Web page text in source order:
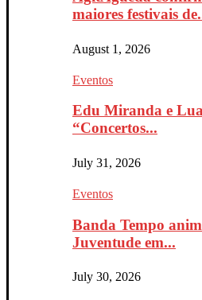
maiores festivais
August 1, 2026
Eventos
Edu Miranda e
“Concertos...
July 31, 2026
Eventos
Banda Tempo
Juventude em...
July 30, 2026